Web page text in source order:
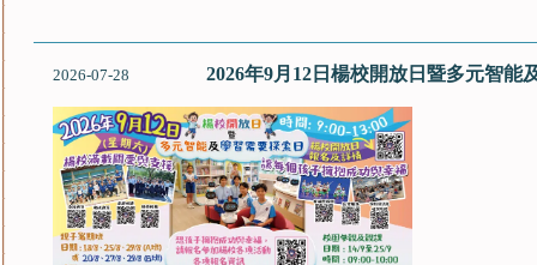
2026-07-28 2026年9月12日楊校開放日暨多元智能